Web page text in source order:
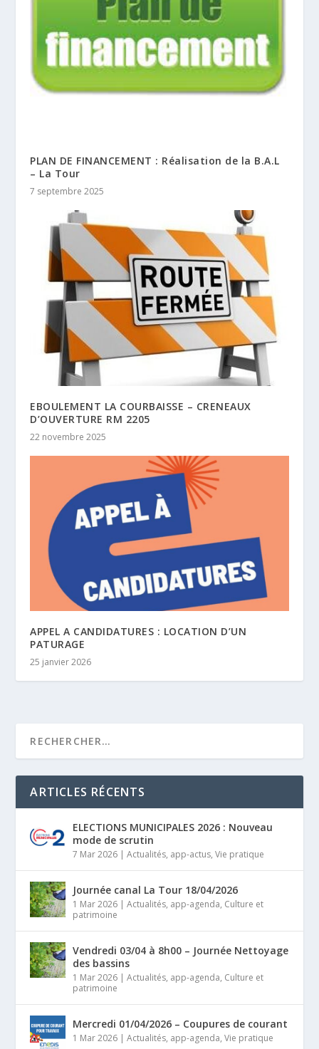
PLAN DE FINANCEMENT : Réalisation de la B.A.L
– La Tour
7 septembre 2025
EBOULEMENT LA COURBAISSE – CRENEAUX
D’OUVERTURE RM 2205
22 novembre 2025
APPEL A CANDIDATURES : LOCATION D’UN
PATURAGE
25 janvier 2026
ARTICLES RÉCENTS
ELECTIONS MUNICIPALES 2026 : Nouveau
mode de scrutin
7 Mar 2026 |Actualités, app-actus,Vie pratique
Journée canal La Tour 18/04/2026
1 Mar 2026 |Actualités, app-agenda, Culture et
patrimoine
Vendredi 03/04 à 8h00 – Journée Nettoyage
des bassins
1 Mar 2026 |Actualités, app-agenda, Culture et
patrimoine
Mercredi 01/04/2026 – Coupures de courant
1 Mar 2026 |Actualités, app-agenda,Vie pratique